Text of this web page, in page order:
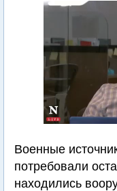
Военные
потребовали
находились